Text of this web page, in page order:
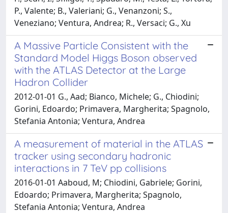
P., Valente; B., Valeriani; G., Venanzoni; S.,
Veneziano; Ventura, Andrea; R., Versaci; G., Xu
A Massive Particle Consistent with the
Standard Model Higgs Boson observed
with the ATLAS Detector at the Large
Hadron Collider
2012-01-01 G., Aad; Bianco, Michele; G., Chiodini;
Gorini, Edoardo; Primavera, Margherita; Spagnolo,
Stefania Antonia; Ventura, Andrea
A measurement of material in the ATLAS
tracker using secondary hadronic
interactions in 7 TeV pp collisions
2016-01-01 Aaboud, M; Chiodini, Gabriele; Gorini,
Edoardo; Primavera, Margherita; Spagnolo,
Stefania Antonia; Ventura, Andrea